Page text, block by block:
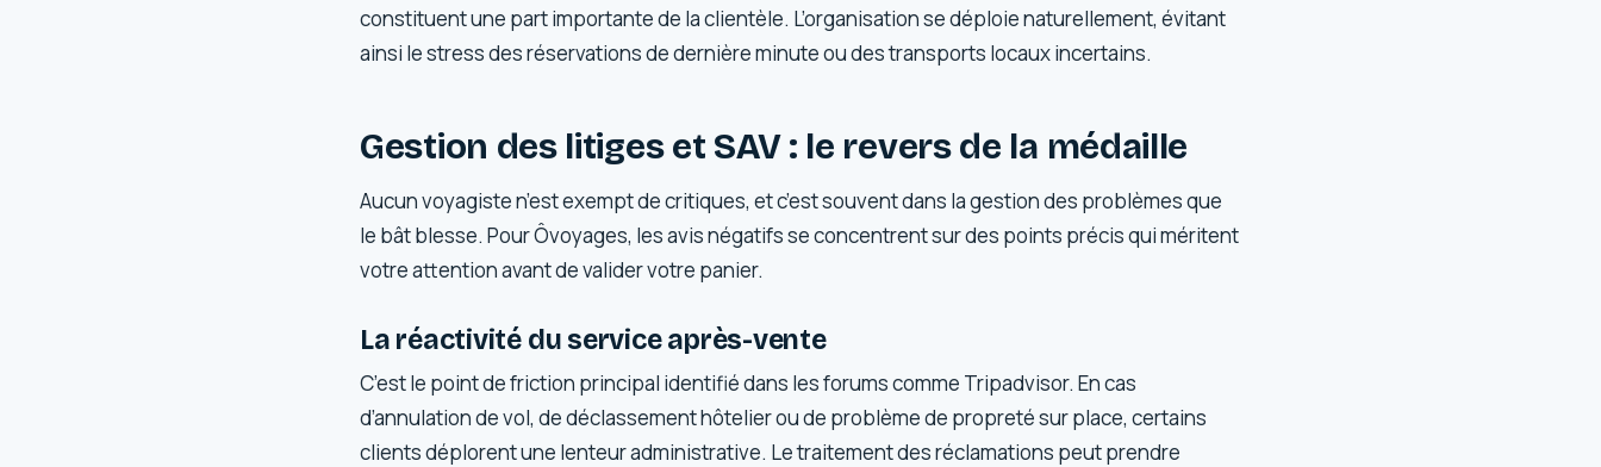
constituent une part importante de la clientèle. L’organisation se déploie naturellement, évitant
ainsi le stress des réservations de dernière minute ou des transports locaux incertains.
Gestion des litiges et SAV : le revers de la médaille
Aucun voyagiste n’est exempt de critiques, et c’est souvent dans la gestion des problèmes que
le bât blesse. Pour Ôvoyages, les avis négatifs se concentrent sur des points précis qui méritent
votre attention avant de valider votre panier.
La réactivité du service après-vente
C’est le point de friction principal identifié dans les forums comme Tripadvisor. En cas
d’annulation de vol, de déclassement hôtelier ou de problème de propreté sur place, certains
clients déplorent une lenteur administrative. Le traitement des réclamations peut prendre